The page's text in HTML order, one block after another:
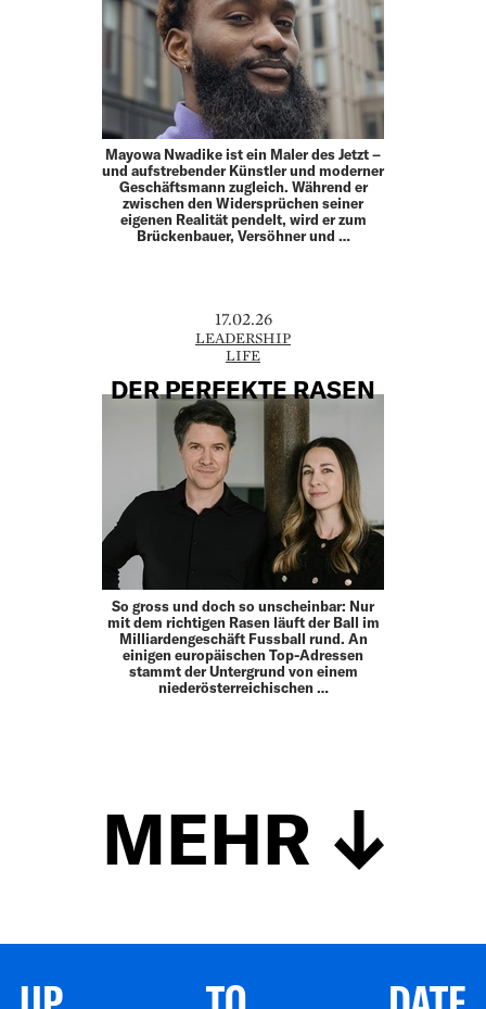
Mayowa Nwadike ist ein Maler des Jetzt –
und aufstrebender Künstler und moderner
Geschäftsmann zugleich. Während er
zwischen den Widersprüchen seiner
eigenen Realität pendelt, wird er zum
Brückenbauer, Versöhner und …
17.02.26
LEADERSHIP
LIFE
DER PERFEKTE RASEN
So gross und doch so unscheinbar: Nur
mit dem richtigen Rasen läuft der Ball im
Milliardengeschäft Fussball rund. An
einigen europäischen Top-Adressen
stammt der Untergrund von einem
niederösterreichischen …
MEHR